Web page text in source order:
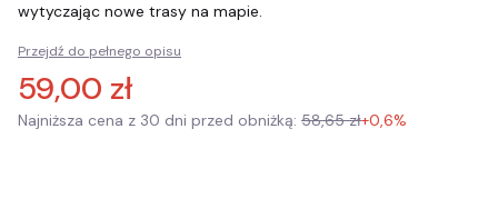
wytyczając nowe trasy na mapie.
Przejdź do pełnego opisu
59,00 zł
Najniższa cena z 30 dni przed obniżką: 58,65 zł+0,6%